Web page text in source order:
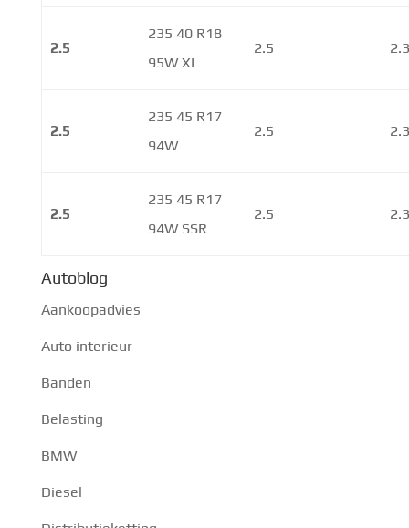
2.5
235 40 R18
95W XL
2.5
2.5
235 45 R17
94W
2.5
2.5
235 45 R17
94W SSR
2.5
Autoblog
Aankoopadvies
Auto interieur
Banden
Belasting
BMW
Diesel